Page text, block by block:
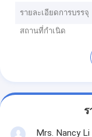
รายละเอียดการบรรจุ
สถานที่กำเนิด
Mrs. Nancy Li